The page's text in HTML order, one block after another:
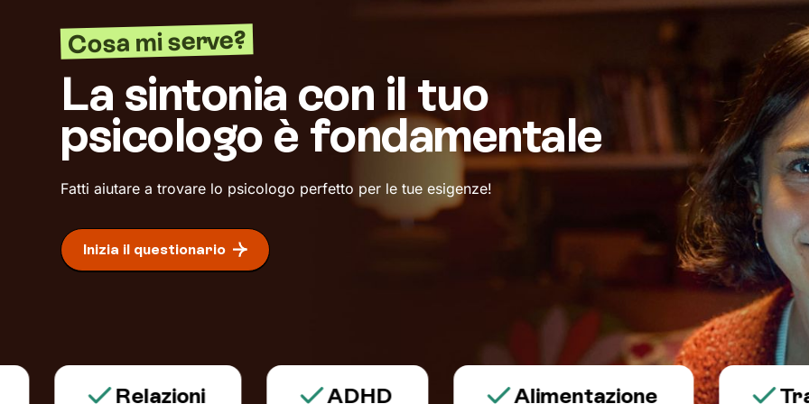
Cosa mi serve?
La sintonia con il tuo
psicologo è fondamentale
Fatti aiutare a trovare lo psicologo perfetto per le tue esigenze!
Inizia il questionario
Relazioni ADHD Alimentazione